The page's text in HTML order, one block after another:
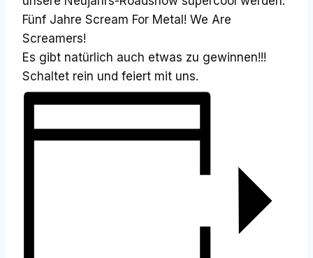
Fünf Jahre Scream For Metal! We Are
Screamers!
Es gibt natürlich auch etwas zu gewinnen!!!
Schaltet rein und feiert mit uns.